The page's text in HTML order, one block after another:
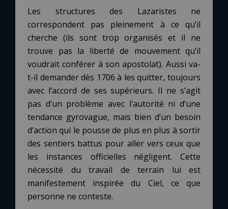
Les structures des Lazaristes ne
correspondent pas pleinement à ce qu’il
cherche (ils sont trop organisés et il ne
trouve pas la liberté de mouvement qu’il
voudrait conférer à son apostolat). Aussi va-
t-il demander dès 1706 à les quitter, toujours
avec l’accord de ses supérieurs. Il ne s’agit
pas d’un problème avec l’autorité ni d’une
tendance gyrovague, mais bien d’un besoin
d’action qui le pousse de plus en plus à sortir
des sentiers battus pour aller vers ceux que
les instances officielles négligent. Cette
nécessité du travail de terrain lui est
manifestement inspirée du Ciel, ce que
personne ne conteste.